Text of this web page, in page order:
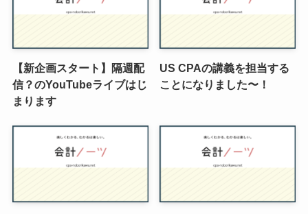
【新企画スタート】隔週配
信？のYouTubeライブはじ
まります
US CPAの講義を担当する
ことになりました〜！